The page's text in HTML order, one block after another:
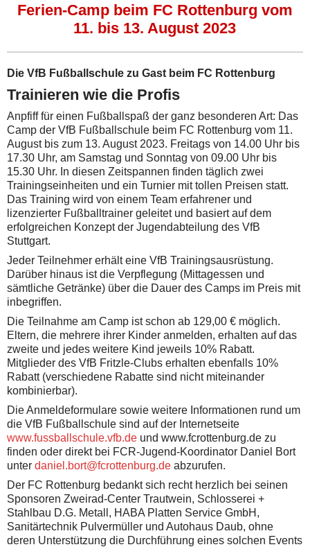
Ferien-Camp beim FC Rottenburg vom
11. bis 13. August 2023
Die VfB Fußballschule zu Gast beim FC Rottenburg
Trainieren wie die Profis
Anpfiff für einen Fußballspaß der ganz besonderen Art: Das
Camp der VfB Fußballschule beim FC Rottenburg vom 11.
August bis zum 13. August 2023. Freitags von 14.00 Uhr bis
17.30 Uhr, am Samstag und Sonntag von 09.00 Uhr bis
15.30 Uhr. In diesen Zeitspannen finden täglich zwei
Trainingseinheiten und ein Turnier mit tollen Preisen statt.
Das Training wird von einem Team erfahrener und
lizenzierter Fußballtrainer geleitet und basiert auf dem
erfolgreichen Konzept der Jugendabteilung des VfB
Stuttgart.
Jeder Teilnehmer erhält eine VfB Trainingsausrüstung.
Darüber hinaus ist die Verpflegung (Mittagessen und
sämtliche Getränke) über die Dauer des Camps im Preis mit
inbegriffen.
Die Teilnahme am Camp ist schon ab 129,00 € möglich.
Eltern, die mehrere ihrer Kinder anmelden, erhalten auf das
zweite und jedes weitere Kind jeweils 10% Rabatt.
Mitglieder des VfB Fritzle-Clubs erhalten ebenfalls 10%
Rabatt (verschiedene Rabatte sind nicht miteinander
kombinierbar).
Die Anmeldeformulare sowie weitere Informationen rund um
die VfB Fußballschule sind auf der Internetseite
www.fussballschule.vfb.de und www.fcrottenburg.de zu
finden oder direkt bei FCR-Jugend-Koordinator Daniel Bort
unter daniel.bort@fcrottenburg.de abzurufen.
Der FC Rottenburg bedankt sich recht herzlich bei seinen
Sponsoren Zweirad-Center Trautwein, Schlosserei +
Stahlbau D.G. Metall, HABA Platten Service GmbH,
Sanitärtechnik Pulvermüller und Autohaus Daub, ohne
deren Unterstützung die Durchführung eines solchen Events